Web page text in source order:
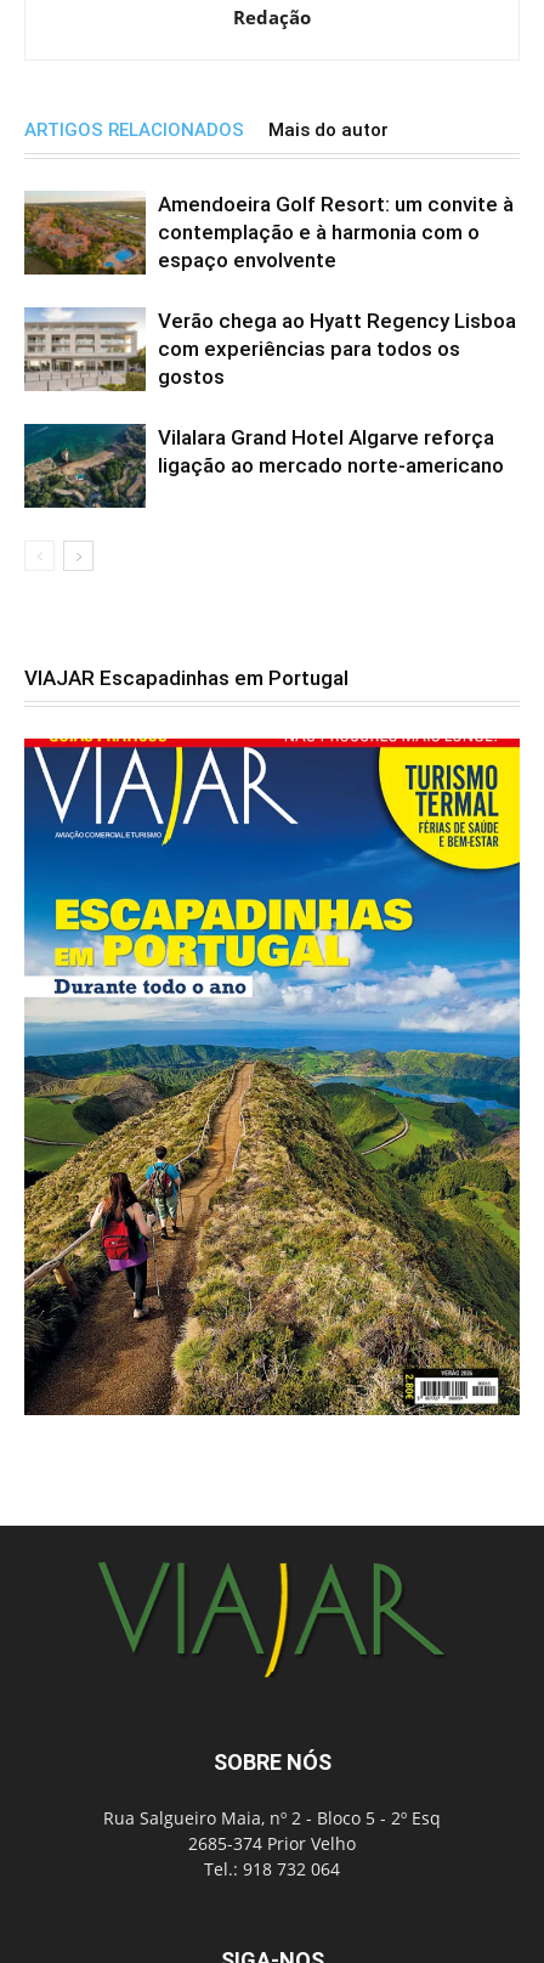
Redação
ARTIGOS RELACIONADOS Mais do autor
Amendoeira Golf Resort: um convite à
contemplação e à harmonia com o
espaço envolvente
Verão chega ao Hyatt Regency Lisboa
com experiências para todos os
gostos
Vilalara Grand Hotel Algarve reforça
ligação ao mercado norte-americano
VIAJAR Escapadinhas em Portugal
SOBRE NÓS
Rua Salgueiro Maia, nº 2 - Bloco 5 - 2º Esq
2685-374 Prior Velho
Tel.: 918 732 064